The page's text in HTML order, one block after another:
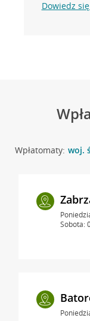
Dowiedz
Wpłatomaty: woj.
Sobota: